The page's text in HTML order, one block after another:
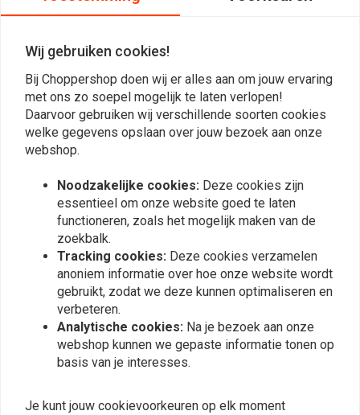
22mm Aluminium stuur
€29,95
Old School Grips Coke
Fles Look, Rood
€21,69 €31,62
Wij gebruiken cookies!
Bij Choppershop doen wij er alles aan om jouw ervaring
met ons zo soepel mogelijk te laten verlopen!
Daarvoor gebruiken wij verschillende soorten cookies
welke gegevens opslaan over jouw bezoek aan onze
webshop.
Noodzakelijke cookies: Deze cookies zijn
essentieel om onze website goed te laten
functioneren, zoals het mogelijk maken van de
zoekbalk.
Tracking cookies: Deze cookies verzamelen
anoniem informatie over hoe onze website wordt
gebruikt, zodat we deze kunnen optimaliseren en
verbeteren.
Analytische cookies: Na je bezoek aan onze
webshop kunnen we gepaste informatie tonen op
basis van je interesses.
Je kunt jouw cookievoorkeuren op elk moment